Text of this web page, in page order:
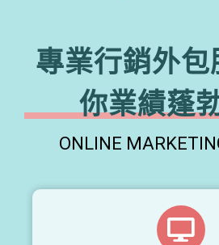
專業行銷外
你業績蓬
ONLINE